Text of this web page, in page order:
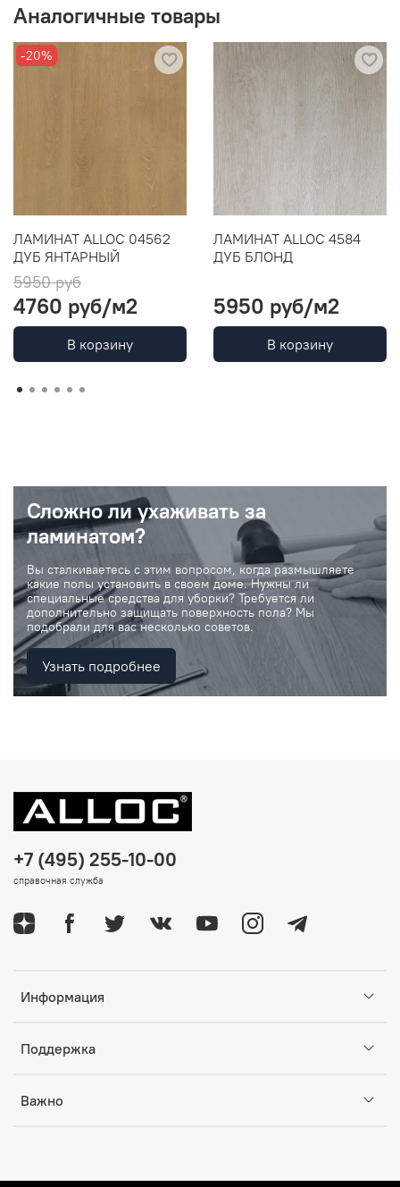
Аналогичные товары
-20%
ЛАМИНАТ ALLOC 04562
ДУБ ЯНТАРНЫЙ
5950 руб
4760 руб/м2
В корзину
ЛАМИНАТ ALLOC 4584
ДУБ БЛОНД
5950 руб/м2
В корзину
Сложно ли ухаживать за
ламинатом?
Вы сталкиваетесь с этим вопросом, когда размышляете
какие полы установить в своем доме. Нужны ли
специальные средства для уборки? Требуется ли
дополнительно защищать поверхность пола? Мы
подобрали для вас несколько советов.
Узнать подробнее
Информация
Поддержка
Важно
+7 (495) 255-10-00
справочная служба